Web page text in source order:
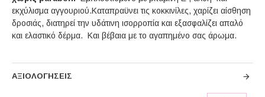
εκχύλισμα αγγουριού.Καταπραϋνει τις κοκκινίλες, χαρίζει αίσθηση
δροσιάς, διατηρεί την υδάτινη ισορροπία και εξασφαλίζει απαλό
και ελαστικό δέρμα. Και βέβαια με το αγαπημένο σας άρωμα.
ΑΞΙΟΛΟΓΉΣΕΙΣ